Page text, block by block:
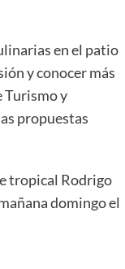
en el patio
y conocer más
Turismo y
propuestas
tropical Rodrigo
domingo el